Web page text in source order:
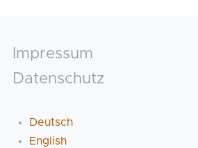
Footer
Impressum
Datenschutz
Deutsch
English